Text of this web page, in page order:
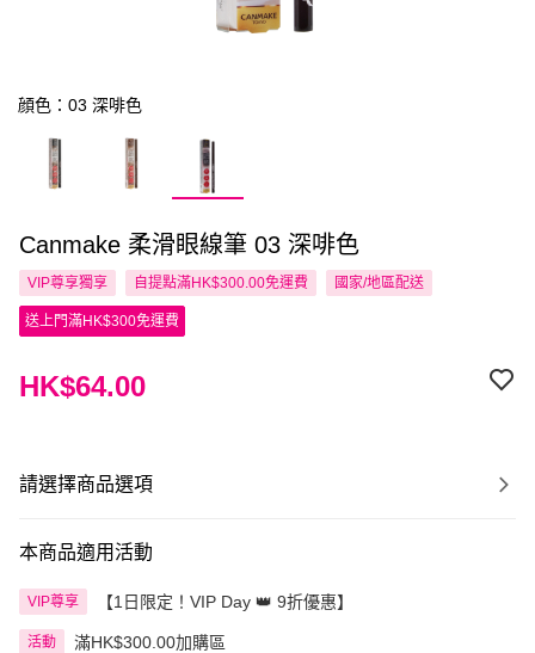
顔色：03 深啡色
Canmake 柔滑眼線筆 03 深啡色
VIP尊享獨享 自提點滿HK$300.00免運費 國家/地區配送
送上門滿HK$300免運費
HK$64.00
請選擇商品選項
本商品適用活動
VIP尊享 【1日限定！VIP Day 👑 9折優惠】
活動 滿HK$300.00加購區